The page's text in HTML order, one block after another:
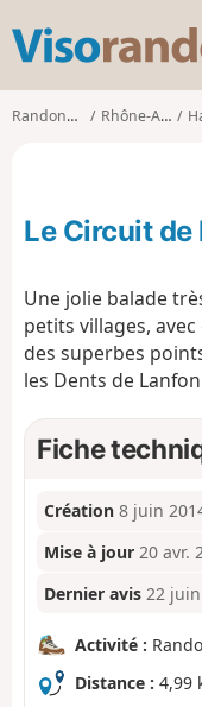
Randonnées Rhône-Alpes
Le Circuit de
Une jolie balade
petits villages,
des superbes
les Dents de
Fiche
Création 8 juin
Mise à jour 20 avr.
Dernier avis 22
Activité :
Distance : 4,99